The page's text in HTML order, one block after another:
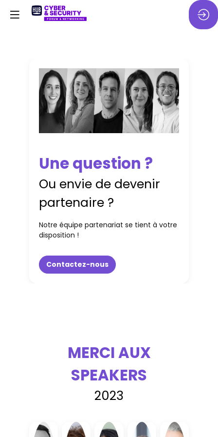
Une question ?
Ou envie de devenir
partenaire ?
Notre équipe partenariat se tient à votre
disposition !
Contactez-nous
MERCI AUX
SPEAKERS
2023